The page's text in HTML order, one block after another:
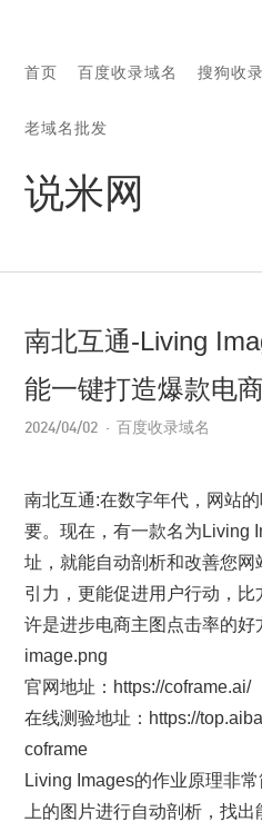
首页 百度收录域名 搜狗收
老域名批发
说米网
南北互通-Living
能一键打造爆款电
2024/04/02 百度收录域名
南北互通:在数字年代，网站
要。现在，有一款名为Living
址，就能自动剖析和改善您
引力，更能促进用户行动，
许是进步电商主图点击率的好
image.png
官网地址：https://coframe.ai/
在线测验地址：https://
coframe
Living Images的作业原理非
上的图片进行自动剖析，找